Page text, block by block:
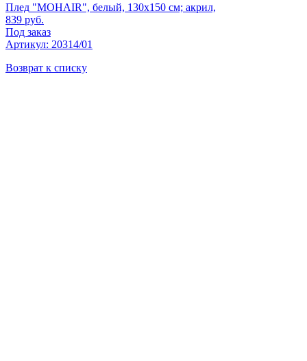
Плед "MOHAIR", белый, 130х150 см; акрил,
839 руб.
Под заказ
Артикул: 20314/01
Возврат к списку